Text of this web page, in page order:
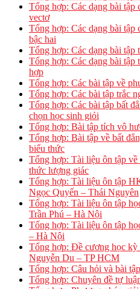
Tổng hợp: Các dạng bài tập
vectơ
Tổng hợp: Các dạng bài tập
bậc hai
Tổng hợp: Các dạng bài tập
Tổng hợp: Các dạng bài tập
hợp
Tổng hợp: Các bài tập về
Tổng hợp: Các bài tập trắc
Tổng hợp: Các bài tập bất
chọn học sinh giỏi
Tổng hợp: Bài tập tích vô
Tổng hợp: Bài tập về bất
biểu thức
Tổng hợp: Tài liệu ôn tập
thức lượng giác
Tổng hợp: Tài liệu ôn tập
Ngọc Quyến – Thái Nguyên
Tổng hợp: Tài liệu ôn tập
Trần Phú – Hà Nội
Tổng hợp: Tài liệu ôn tập
– Hà Nội
Tổng hợp: Đề cương học
Nguyễn Du – TP HCM
Tổng hợp: Câu hỏi và bài
Tổng hợp: Chuyên đề tự